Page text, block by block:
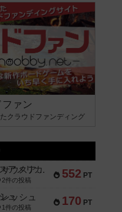
ファン
クラウドファンディング
552 PT
リワイルド：サウスアメリカ
2件の投稿
170 PT
ッシュ
1件の投稿